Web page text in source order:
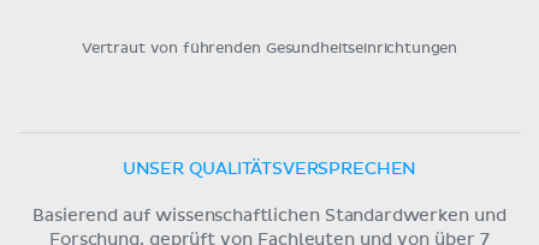
Vertraut von führenden Gesundheitseinrichtungen
UNSER QUALITÄTSVERSPRECHEN
Basierend auf wissenschaftlichen Standardwerken und
Forschung, geprüft von Fachleuten und von über 7